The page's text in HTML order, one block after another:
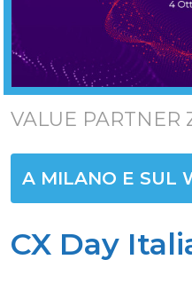
VALUE PARTNER
A MILANO E SUL
CX Day